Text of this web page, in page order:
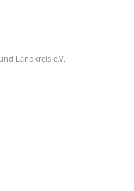
Landkreis e.V.